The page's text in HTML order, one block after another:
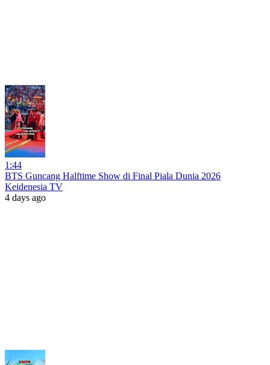
1:44
BTS Guncang Halftime Show di Final Piala Dunia 2026
Keidenesia TV
4 days ago